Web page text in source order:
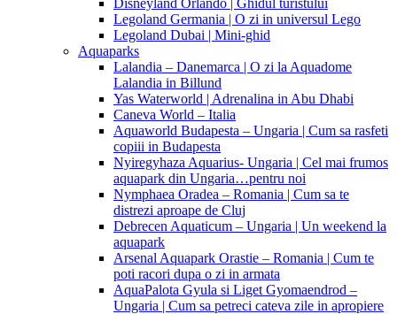
Disneyland Orlando | Ghidul turistului
Legoland Germania | O zi in universul Lego
Legoland Dubai | Mini-ghid
Aquaparks
Lalandia – Danemarca | O zi la Aquadome
Lalandia in Billund
Yas Waterworld | Adrenalina in Abu Dhabi
Caneva World – Italia
Aquaworld Budapesta – Ungaria | Cum sa rasfeti
copiii in Budapesta
Nyiregyhaza Aquarius- Ungaria | Cel mai frumos
aquapark din Ungaria…pentru noi
Nymphaea Oradea – Romania | Cum sa te
distrezi aproape de Cluj
Debrecen Aquaticum – Ungaria | Un weekend la
aquapark
Arsenal Aquapark Orastie – Romania | Cum te
poti racori dupa o zi in armata
AquaPalota Gyula si Liget Gyomaendrod –
Ungaria | Cum sa petreci cateva zile in apropiere